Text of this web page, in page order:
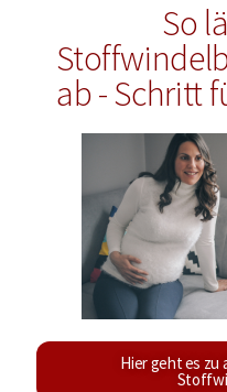
So
ab - Schritt
Hier geht es zu